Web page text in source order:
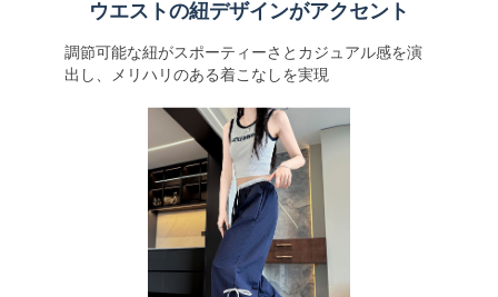
ウエストの紐デザインがアクセント
調節可能な紐がスポーティーさとカジュアル感を演
出し、メリハリのある着こなしを実現